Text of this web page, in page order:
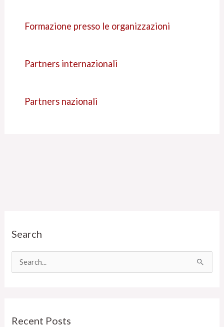
Formazione presso le organizzazioni
Partners internazionali
Partners nazionali
Search
a
Recent Posts
a
i